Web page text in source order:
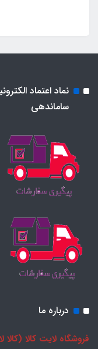
نماد اعتماد
ساماندهی
درباره ما
فروشگاه لایت کالا (کالا